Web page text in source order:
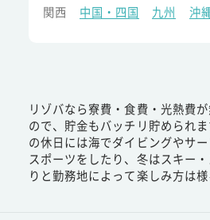
関西
中国・四国 九州 沖
リゾバなら寮費・食費・光熱費
ので、貯金もバッチリ貯められ
の休日には海でダイビングやサ
スポーツをしたり、冬はスキー
りと勤務地によって楽しみ方は様